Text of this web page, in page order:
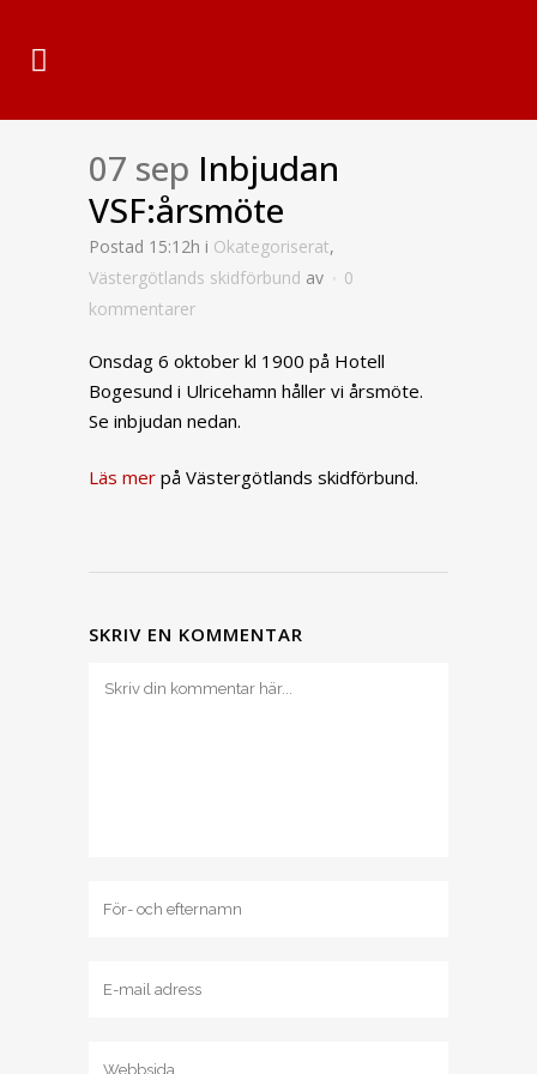
07 sep Inbjudan
VSF:årsmöte
Postad 15:12h i Okategoriserat,
Västergötlands skidförbund av
0
kommentarer
Onsdag 6 oktober kl 1900 på Hotell
Bogesund i Ulricehamn håller vi årsmöte.
Se inbjudan nedan.
Läs mer på Västergötlands skidförbund.
SKRIV EN KOMMENTAR